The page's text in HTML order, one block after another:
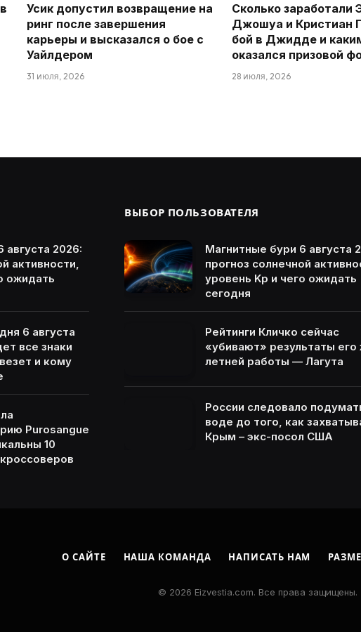
Усик допустил возвращение на
ринг после завершения
карьеры и высказался о бое с
Уайлдером
31 июля, 2026
Сколько заработали
Джошуа и Кристиан
бой в Джидде и
оказался призовой
28 июля, 2026
августа 2026:
активности,
ожидать
6 августа
все знаки
и кому
Purosangue
10
ВЫБОР ПОЛЬЗОВАТЕЛЯ
Магнитные бури 6 августа
прогноз солнечной
уровень Kp и чего ожидать
сегодня
Рейтинги Кличко сейчас
«убивают» результаты его
летней работы — Лагута
России следовало
воде до того, как
Крым – экс-посол США
О САЙТЕ НАША КОМАНДА НАПИСАТЬ НАМ
© 2026 Eizvestia.com. Все права защищены.